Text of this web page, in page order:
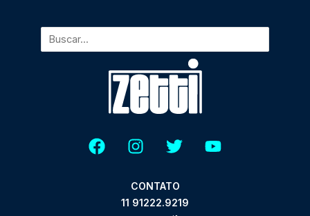
CONTATO
11 91222.9219